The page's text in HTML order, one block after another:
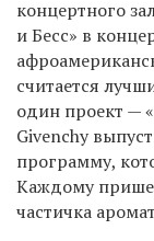
концертного
и Бесс» в
считается
один проект —
Givenchy
программу,
Каждому
частичка